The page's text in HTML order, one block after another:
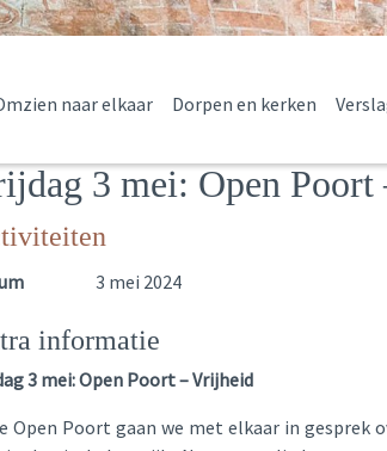
naar elkaar Dorpen en kerken
3 mei: Open
3 mei 2024
informatie
3 mei: Open Poort – Vrijheid
Open Poort gaan we met elkaar in gesprek